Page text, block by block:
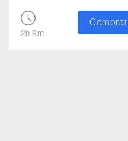
2h 9m
Comprar